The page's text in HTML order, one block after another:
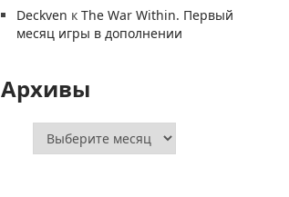
Deckven кThe War Within. Первый
месяц игры в дополнении
Архивы
Архивы